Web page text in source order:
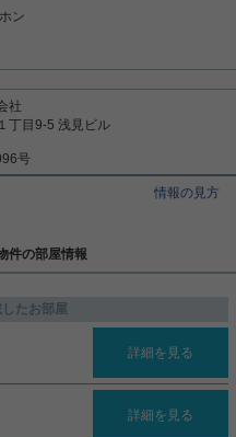
ン
社
丁目9-5 浅見ビル
号
情報の見方
件の部屋情報
たお部屋
詳細を見る
詳細を見る